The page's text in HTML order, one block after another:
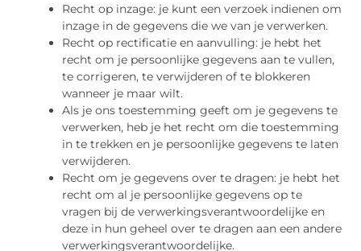
Recht op inzage: je kunt een verzoek indienen om
inzage in de gegevens die we van je verwerken.
Recht op rectificatie en aanvulling: je hebt het
recht om je persoonlijke gegevens aan te vullen,
te corrigeren, te verwijderen of te blokkeren
wanneer je maar wilt.
Als je ons toestemming geeft om je gegevens te
verwerken, heb je het recht om die toestemming
in te trekken en je persoonlijke gegevens te laten
verwijderen.
Recht om je gegevens over te dragen: je hebt het
recht om al je persoonlijke gegevens op te
vragen bij de verwerkingsverantwoordelijke en
deze in hun geheel over te dragen aan een andere
verwerkingsverantwoordelijke.